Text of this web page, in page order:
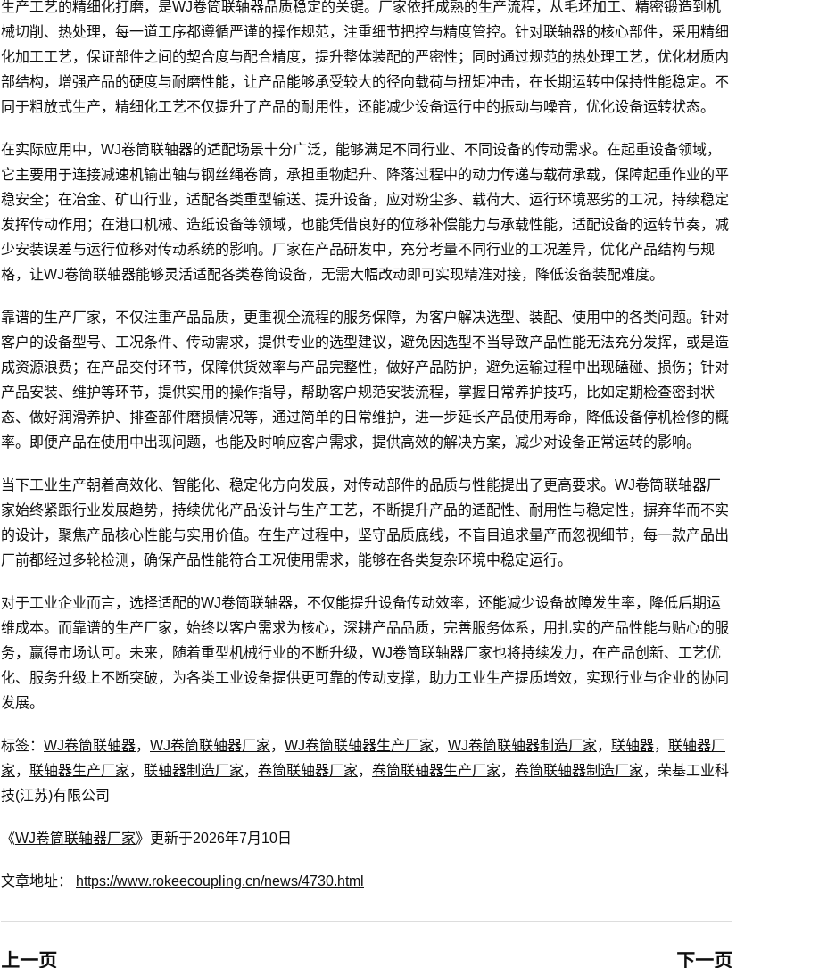
生产工艺的精细化打磨，是WJ卷筒联轴器品质稳定的关键。厂家依托成熟的生产流程，从毛坯加工、精密锻造到机
械切削、热处理，每一道工序都遵循严谨的操作规范，注重细节把控与精度管控。针对联轴器的核心部件，采用精细
化加工工艺，保证部件之间的契合度与配合精度，提升整体装配的严密性；同时通过规范的热处理工艺，优化材质内
部结构，增强产品的硬度与耐磨性能，让产品能够承受较大的径向载荷与扭矩冲击，在长期运转中保持性能稳定。不
同于粗放式生产，精细化工艺不仅提升了产品的耐用性，还能减少设备运行中的振动与噪音，优化设备运转状态。
在实际应用中，WJ卷筒联轴器的适配场景十分广泛，能够满足不同行业、不同设备的传动需求。在起重设备领域，
它主要用于连接减速机输出轴与钢丝绳卷筒，承担重物起升、降落过程中的动力传递与载荷承载，保障起重作业的平
稳安全；在冶金、矿山行业，适配各类重型输送、提升设备，应对粉尘多、载荷大、运行环境恶劣的工况，持续稳定
发挥传动作用；在港口机械、造纸设备等领域，也能凭借良好的位移补偿能力与承载性能，适配设备的运转节奏，减
少安装误差与运行位移对传动系统的影响。厂家在产品研发中，充分考量不同行业的工况差异，优化产品结构与规
格，让WJ卷筒联轴器能够灵活适配各类卷筒设备，无需大幅改动即可实现精准对接，降低设备装配难度。
靠谱的生产厂家，不仅注重产品品质，更重视全流程的服务保障，为客户解决选型、装配、使用中的各类问题。针对
客户的设备型号、工况条件、传动需求，提供专业的选型建议，避免因选型不当导致产品性能无法充分发挥，或是造
成资源浪费；在产品交付环节，保障供货效率与产品完整性，做好产品防护，避免运输过程中出现磕碰、损伤；针对
产品安装、维护等环节，提供实用的操作指导，帮助客户规范安装流程，掌握日常养护技巧，比如定期检查密封状
态、做好润滑养护、排查部件磨损情况等，通过简单的日常维护，进一步延长产品使用寿命，降低设备停机检修的概
率。即便产品在使用中出现问题，也能及时响应客户需求，提供高效的解决方案，减少对设备正常运转的影响。
当下工业生产朝着高效化、智能化、稳定化方向发展，对传动部件的品质与性能提出了更高要求。WJ卷筒联轴器厂
家始终紧跟行业发展趋势，持续优化产品设计与生产工艺，不断提升产品的适配性、耐用性与稳定性，摒弃华而不实
的设计，聚焦产品核心性能与实用价值。在生产过程中，坚守品质底线，不盲目追求量产而忽视细节，每一款产品出
厂前都经过多轮检测，确保产品性能符合工况使用需求，能够在各类复杂环境中稳定运行。
对于工业企业而言，选择适配的WJ卷筒联轴器，不仅能提升设备传动效率，还能减少设备故障发生率，降低后期运
维成本。而靠谱的生产厂家，始终以客户需求为核心，深耕产品品质，完善服务体系，用扎实的产品性能与贴心的服
务，赢得市场认可。未来，随着重型机械行业的不断升级，WJ卷筒联轴器厂家也将持续发力，在产品创新、工艺优
化、服务升级上不断突破，为各类工业设备提供更可靠的传动支撑，助力工业生产提质增效，实现行业与企业的协同
发展。
标签： WJ卷筒联轴器， WJ卷筒联轴器厂家， WJ卷筒联轴器生产厂家， WJ卷筒联轴器制造厂家， 联轴器， 联轴器厂
家， 联轴器生产厂家， 联轴器制造厂家， 卷筒联轴器厂家， 卷筒联轴器生产厂家， 卷筒联轴器制造厂家，荣基工业科
技(江苏)有限公司
《WJ卷筒联轴器厂家》更新于2026年7月10日
文章地址： https://www.rokeecoupling.cn/news/4730.html
上一页 下一页